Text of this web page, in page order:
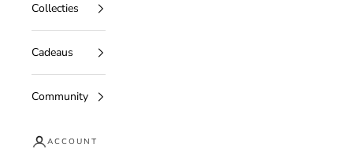
Collecties
Cadeaus
Community
ACCOUNT